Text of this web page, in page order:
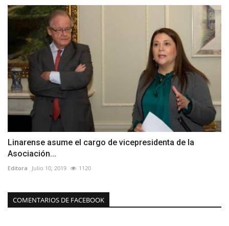
Linarense asume el cargo de vicepresidenta de la
Asociación...
Editora Julio 10, 2019 1120
COMENTARIOS DE FACEBOOK